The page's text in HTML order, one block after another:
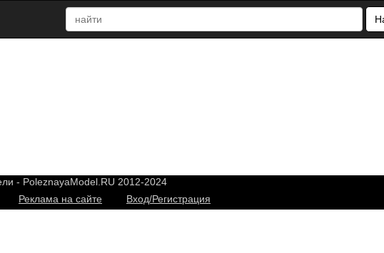
- PoleznayaModel.RU 2012-2024
Реклама на сайте Вход/Регистрация